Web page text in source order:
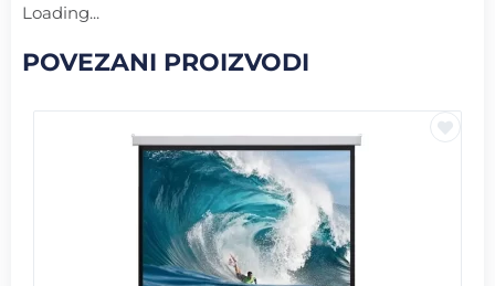
Loading...
POVEZANI PROIZVODI